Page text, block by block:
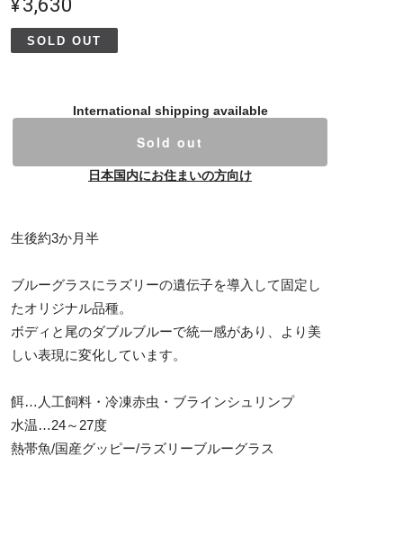
SOLD OUT
International shipping available
Sold out
日本国内にお住まいの方向け
生後約3か月半
ブルーグラスにラズリーの遺伝子を導入して固定し
たオリジナル品種。
ボディと尾のダブルブルーで統一感があり、より美
しい表現に変化しています。
餌…人工飼料・冷凍赤虫・ブラインシュリンプ
水温…24～27度
熱帯魚/国産グッピー/ラズリーブルーグラス